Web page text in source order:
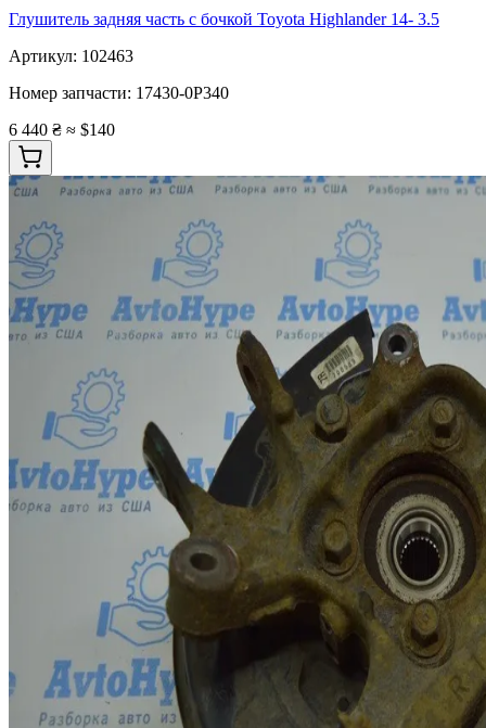
Глушитель задняя часть с бочкой Toyota Highlander 14- 3.5
Артикул: 102463
Номер запчасти: 17430-0P340
6 440 ₴ ≈ $140